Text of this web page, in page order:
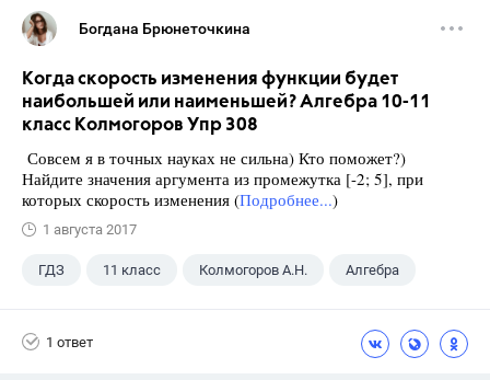
Богдана Брюнеточкина
Когда скорость изменения функции будет
наибольшей или наименьшей? Алгебра 10-11
класс Колмогоров Упр 308
Совсем я в точных науках не сильна) Кто поможет?)
Найдите значения аргумента из промежутка [-2; 5], при
которых скорость изменения (Подробнее...)
1 августа 2017
ГДЗ 11 класс Колмогоров А.Н. Алгебра
1 ответ